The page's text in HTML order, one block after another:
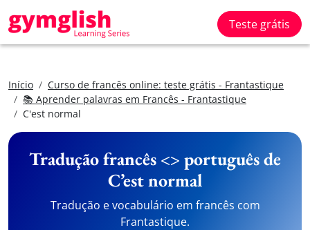
Teste grátis
Início
Curso de francês online: teste grátis - Frantastique
📚 Aprender palavras em Francês - Frantastique
C'est normal
Tradução francês <> português de
C’est normal
Tradução e vocabulário em francês com
Frantastique.